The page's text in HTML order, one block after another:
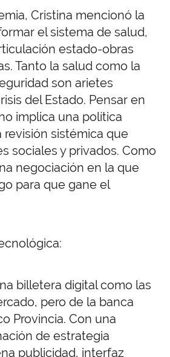
Cristina mencionó la
el sistema de salud,
estado-obras
Tanto la salud como la
son arietes
del Estado. Pensar en
implica una política
revisión sistémica que
sociales y privados. Como
negociación en la que
para que gane el
billetera digital como las
pero de la banca
Provincia. Con una
de estrategia
publicidad, interfaz